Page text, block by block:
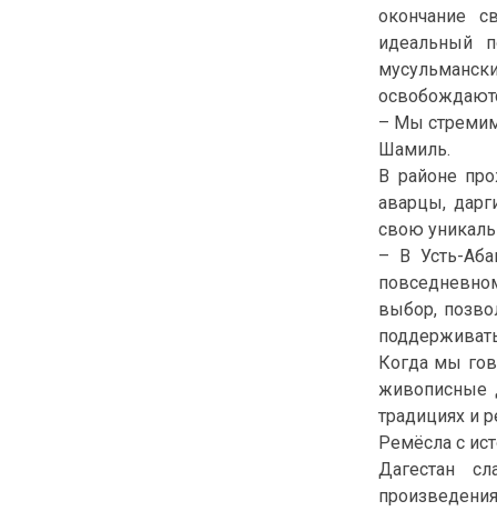
окончание
идеальный
– Мы
Шамиль.
В районе
аварцы,
свою
– В Усть-
выбор,
Когда мы
живописные
традициях и
Ремёсла с
Дагестан